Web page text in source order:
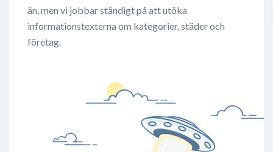
än, men vi jobbar ständigt på att utöka
informationstexterna om kategorier, städer och
företag.